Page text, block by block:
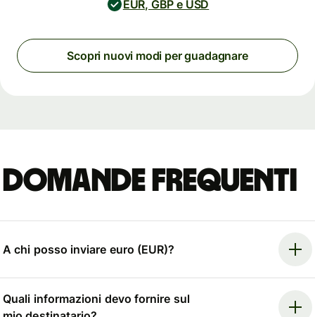
EUR, GBP e USD
Scopri nuovi modi per guadagnare
Domande frequenti
A chi posso inviare euro (EUR)?
Quali informazioni devo fornire sul